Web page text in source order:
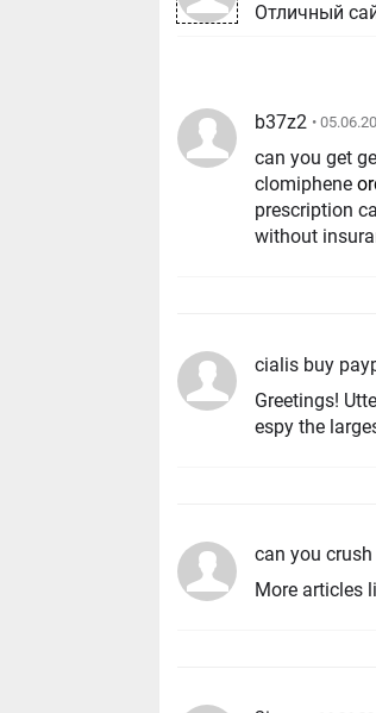
Отличный
b37z2 •
can you get
clomiphene
prescription
without
cialis buy
Greetings!
espy the
can you crush
More articles